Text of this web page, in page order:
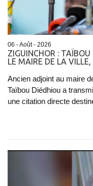
06 - Août - 2026
ZIGUINCHOR :
LE MAIRE DE LA
Ancien adjoint au maire
Taïbou Diédhiou a
une citation directe